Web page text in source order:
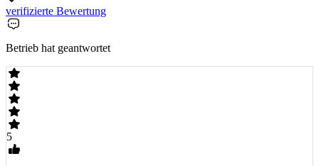
verifizierte Bewertung
Betrieb hat geantwortet
5